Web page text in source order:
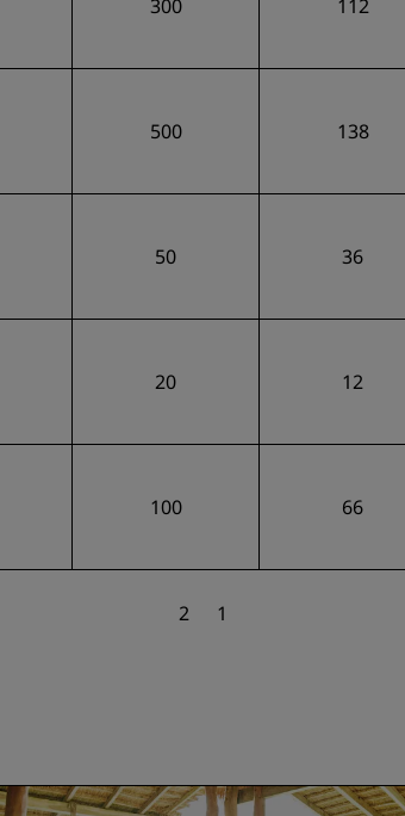
112
300
138
500
36
50
12
20
66
100
1
2